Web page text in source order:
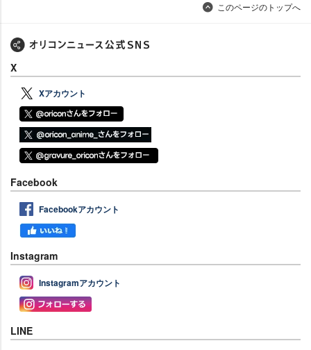
このページのトップへ
X
Xアカウント
Facebook
Facebookアカウント
Instagram
Instagramアカウント
LINE